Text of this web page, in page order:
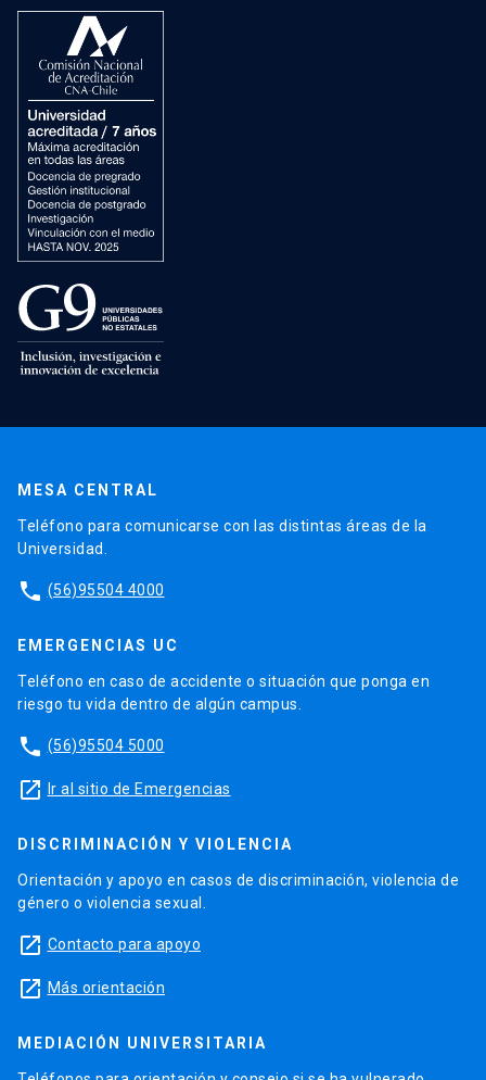
MESA CENTRAL
Teléfono para comunicarse con las distintas áreas de la
Universidad.
phone (56)95504 4000
EMERGENCIAS UC
Teléfono en caso de accidente o situación que ponga en
riesgo tu vida dentro de algún campus.
phone (56)95504 5000
launch Ir al sitio de Emergencias
DISCRIMINACIÓN Y VIOLENCIA
Orientación y apoyo en casos de discriminación, violencia de
género o violencia sexual.
launch Contacto para apoyo
launch Más orientación
MEDIACIÓN UNIVERSITARIA